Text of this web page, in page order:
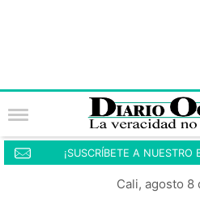
¡SUSCRÍBETE A
Cali, agosto 8